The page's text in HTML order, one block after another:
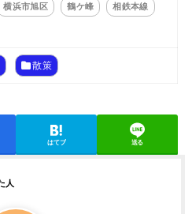
横浜市旭区 鶴ケ峰 相鉄本線
散策
はてブ 送る